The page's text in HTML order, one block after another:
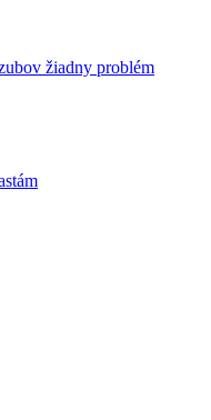
žiadny problém